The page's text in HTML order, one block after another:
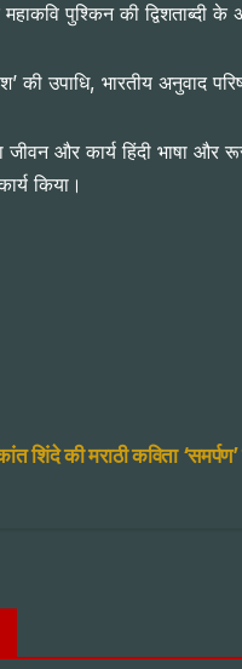
पुश्किन की द्विशताब्दी के
की उपाधि, भारतीय अनुवाद
और कार्य हिंदी भाषा और
किया।
शिंदे की मराठी कविता